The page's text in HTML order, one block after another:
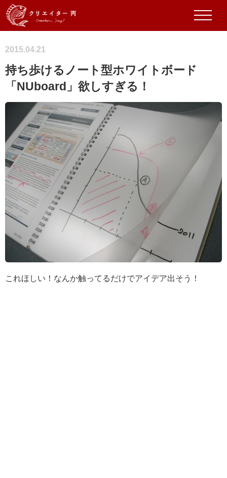
2015.04.21
持ち歩けるノート型ホワイトボード
「NUboard」欲しすぎる！
これほしい！なんか触ってるだけでアイデア出そう！